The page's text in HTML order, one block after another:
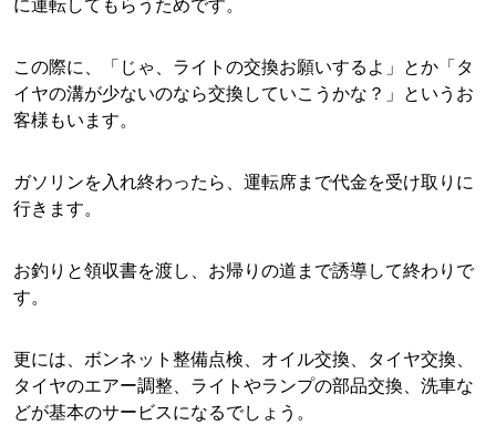
に運転してもらうためです。
この際に、「じゃ、ライトの交換お願いするよ」とか「タ
イヤの溝が少ないのなら交換していこうかな？」というお
客様もいます。
ガソリンを入れ終わったら、運転席まで代金を受け取りに
行きます。
お釣りと領収書を渡し、お帰りの道まで誘導して終わりで
す。
更には、ボンネット整備点検、オイル交換、タイヤ交換、
タイヤのエアー調整、ライトやランプの部品交換、洗車な
どが基本のサービスになるでしょう。